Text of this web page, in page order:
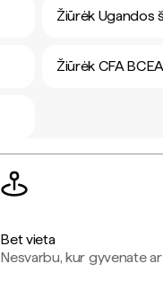
Žiūrėk Ugandos
Žiūrėk CFA
Bet vieta
Nesvarbu, kur gyvenate